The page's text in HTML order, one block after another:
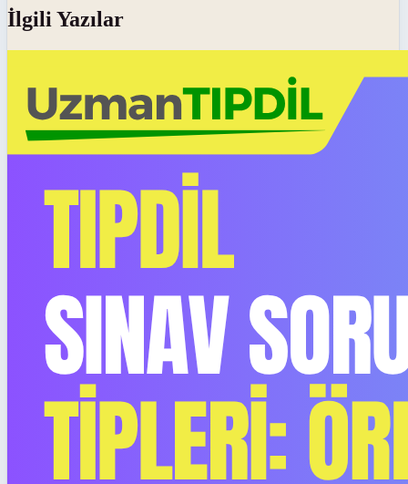
İlgili Yazılar